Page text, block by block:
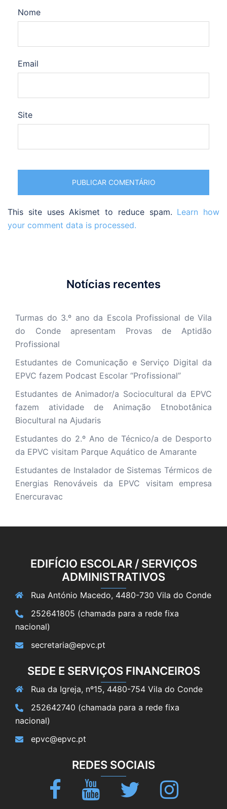
Nome
Email
Site
This site uses Akismet to reduce spam. Learn how
your comment data is processed.
Notícias recentes
Turmas do 3.º ano da Escola Profissional de Vila
do Conde apresentam Provas de Aptidão
Profissional
Estudantes de Comunicação e Serviço Digital da
EPVC fazem Podcast Escolar “Profissional”
Estudantes de Animador/a Sociocultural da EPVC
fazem atividade de Animação Etnobotânica
Biocultural na Ajudaris
Estudantes do 2.º Ano de Técnico/a de Desporto
da EPVC visitam Parque Aquático de Amarante
Estudantes de Instalador de Sistemas Térmicos de
Energias Renováveis da EPVC visitam empresa
Enercuravac
EDIFÍCIO ESCOLAR / SERVIÇOS
ADMINISTRATIVOS
Rua António Macedo, 4480-730 Vila do Conde
252641805 (chamada para a rede fixa
nacional)
secretaria@epvc.pt
SEDE E SERVIÇOS FINANCEIROS
Rua da Igreja, nº15, 4480-754 Vila do Conde
252642740 (chamada para a rede fixa
nacional)
epvc@epvc.pt
REDES SOCIAIS
Facebook Youtube Twitter Instagram